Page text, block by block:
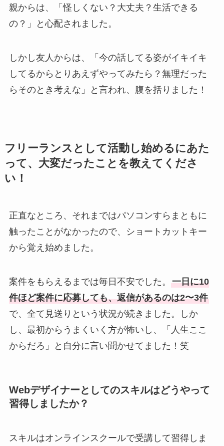
親からは、「怪しくない？大丈夫？生活できる
の？」と心配されました。
しかし友人からは、「今の話してる姿がイキイキ
してるからとりあえずやってみたら？無理だった
らそのとき考えな」と言われ、腹を括りました！
フリーランスとして活動し始めるにあた
って、大変だったことを教えてくださ
い！
正直なところ、それまではパソコンすらまともに
触ったことがなかったので、ショートカットキー
から覚え始めました。
案件をもらえるまでは毎日不安でした。 一日に10
件ほど案件に応募しても、返信があるのは2〜3件
で、全て見送りという状況が続きました。しか
し、最初からうまくいく方が怖いし、「人生ここ
からだろ」と自分に言い聞かせてました！笑
Webデザイナーとしてのスキルはどうやって
習得しましたか？
スキルはオンラインスクールで受講して習得しま